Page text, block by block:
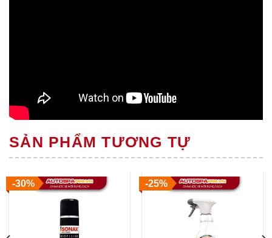
SẢN PHẨM TƯƠNG TỰ
-30% -25%